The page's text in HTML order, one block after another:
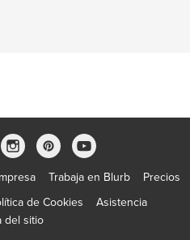
Trabaja en Blurb
Precios
de Cookies
Asistencia
del sitio